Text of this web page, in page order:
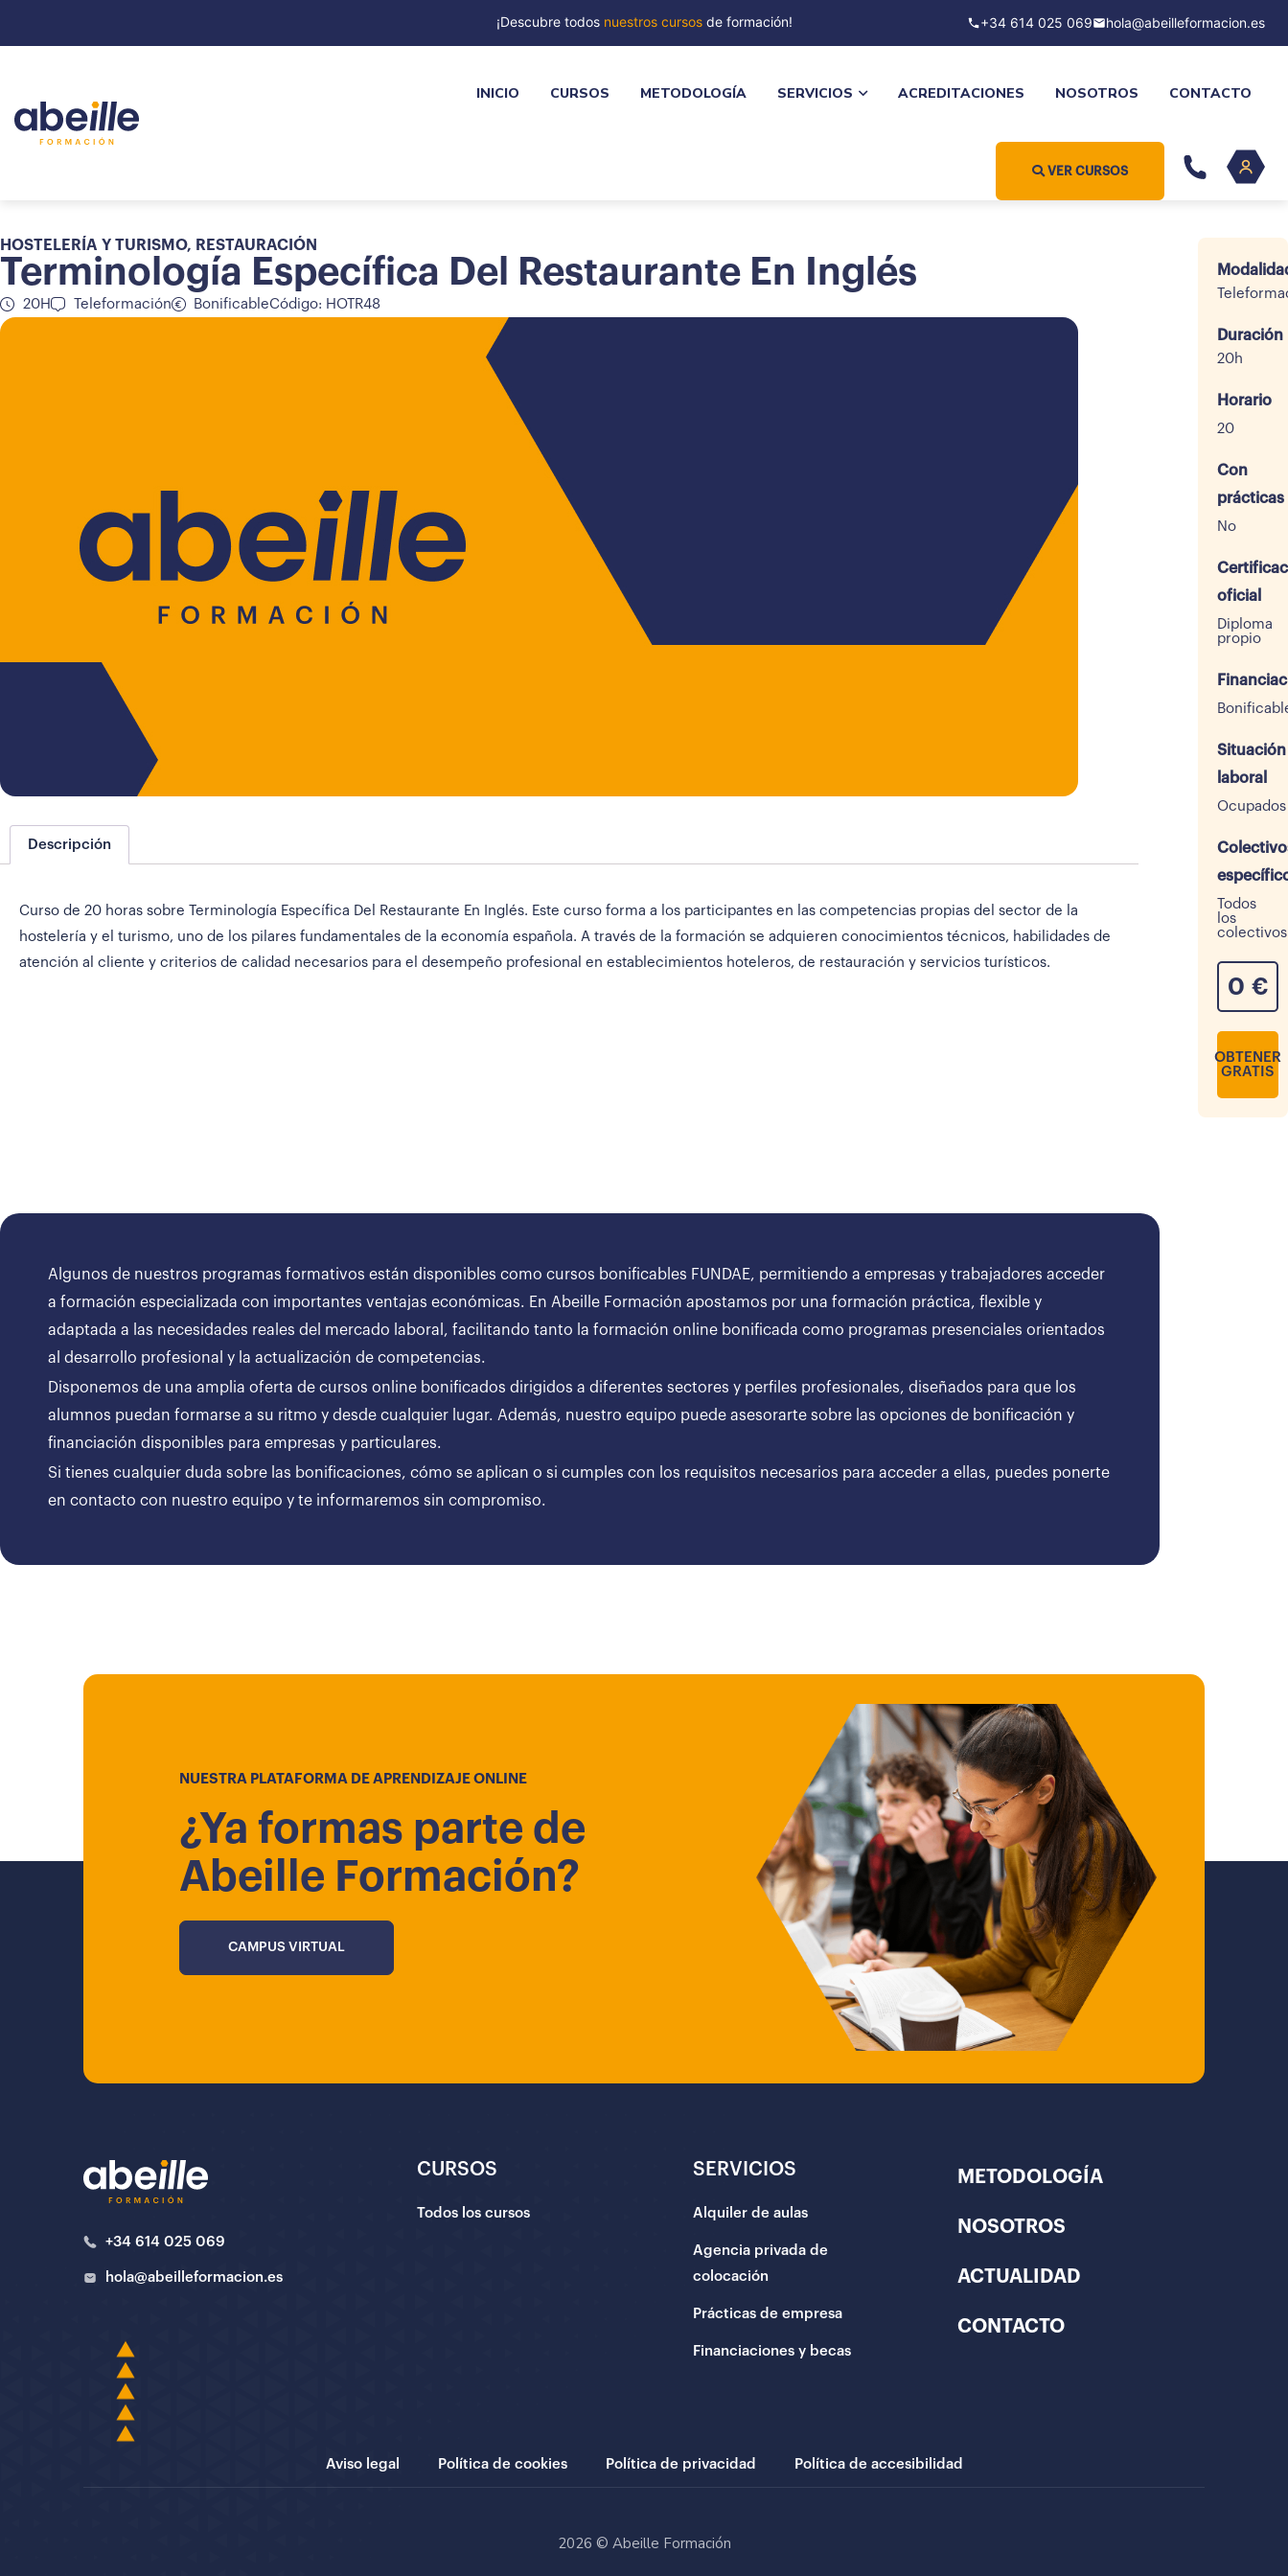
¡Descubre todos nuestros cursosde formación! +34 614 025 069 hola@abeilleformacion.es
INICIO CURSOS METODOLOGÍA SERVICIOS ACREDITACIONES NOSOTROS CONTACTO
VER CURSOS
HOSTELERÍA Y TURISMO, RESTAURACIÓN
Terminología Específica Del Restaurante En Inglés
20H Teleformación BonificableCódigo: HOTR48
Descripción
Curso de 20 horas sobre Terminología Específica Del Restaurante En Inglés. Este curso forma a los participantes en las competencias propias del sector de la
hostelería y el turismo, uno de los pilares fundamentales de la economía española. A través de la formación se adquieren conocimientos técnicos, habilidades de
atención al cliente y criterios de calidad necesarios para el desempeño profesional en establecimientos hoteleros, de restauración y servicios turísticos.
Duración
20h
Horario
20
Con
prácticas
No
oficial
Diploma
propio
Situación
laboral
Ocupados
Todos
los
colectivos
0 €
OBTENER
GRATIS
Algunos de nuestros programas formativos están disponibles como cursos bonificables FUNDAE, permitiendo a empresas y trabajadores acceder
a formación especializada con importantes ventajas económicas. En Abeille Formación apostamos por una formación práctica, flexible y
adaptada a las necesidades reales del mercado laboral, facilitando tanto la formación online bonificada como programas presenciales orientados
al desarrollo profesional y la actualización de competencias.
Disponemos de una amplia oferta de cursos online bonificados dirigidos a diferentes sectores y perfiles profesionales, diseñados para que los
alumnos puedan formarse a su ritmo y desde cualquier lugar. Además, nuestro equipo puede asesorarte sobre las opciones de bonificación y
financiación disponibles para empresas y particulares.
Si tienes cualquier duda sobre las bonificaciones, cómo se aplican o si cumples con los requisitos necesarios para acceder a ellas, puedes ponerte
en contacto con nuestro equipo y te informaremos sin compromiso.
NUESTRA PLATAFORMA DE APRENDIZAJE ONLINE
¿Ya formas parte de
Abeille Formación?
CAMPUS VIRTUAL
+34 614 025 069
hola@abeilleformacion.es
CURSOS
Todos los cursos
SERVICIOS
Alquiler de aulas
Agencia privada de
colocación
Prácticas de empresa
Financiaciones y becas
METODOLOGÍA
NOSOTROS
ACTUALIDAD
CONTACTO
Aviso legal Política de cookies Política de privacidad Política de accesibilidad
2026 © Abeille Formación